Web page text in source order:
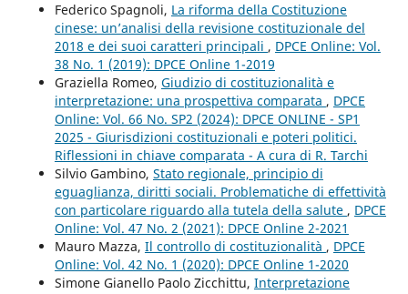
Federico Spagnoli, La riforma della Costituzione
cinese: un’analisi della revisione costituzionale del
2018 e dei suoi caratteri principali , DPCE Online: Vol.
38 No. 1 (2019): DPCE Online 1-2019
Graziella Romeo, Giudizio di costituzionalità e
interpretazione: una prospettiva comparata , DPCE
Online: Vol. 66 No. SP2 (2024): DPCE ONLINE - SP1
2025 - Giurisdizioni costituzionali e poteri politici.
Riflessioni in chiave comparata - A cura di R. Tarchi
Silvio Gambino, Stato regionale, principio di
eguaglianza, diritti sociali. Problematiche di effettività
con particolare riguardo alla tutela della salute , DPCE
Online: Vol. 47 No. 2 (2021): DPCE Online 2-2021
Mauro Mazza, Il controllo di costituzionalità , DPCE
Online: Vol. 42 No. 1 (2020): DPCE Online 1-2020
Simone Gianello Paolo Zicchittu, Interpretazione